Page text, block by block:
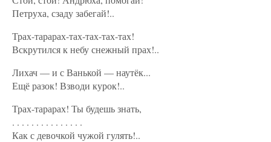
Петруха, сзаду забегай!..
Трах-тарарах-тах-тах-тах-тах!
Вскрутился к небу снежный прах!..
Лихач — и с Ванькой — наутёк...
Ещё разок! Взводи курок!..
Трах-тарарах! Ты будешь знать,
. . . . . . . . . . . . . . .
Как с девочкой чужой гулять!..